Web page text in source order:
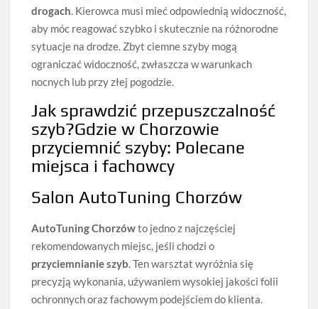
drogach. Kierowca musi mieć odpowiednią widoczność,
aby móc reagować szybko i skutecznie na różnorodne
sytuacje na drodze. Zbyt ciemne szyby mogą
ograniczać widoczność, zwłaszcza w warunkach
nocnych lub przy złej pogodzie.
Jak sprawdzić przepuszczalność
szyb?Gdzie w Chorzowie
przyciemnić szyby: Polecane
miejsca i fachowcy
Salon AutoTuning Chorzów
AutoTuning Chorzówto jedno z najczęściej
rekomendowanych miejsc, jeśli chodzi o
przyciemnianie szyb. Ten warsztat wyróżnia się
precyzją wykonania, używaniem wysokiej jakości folii
ochronnych oraz fachowym podejściem do klienta.